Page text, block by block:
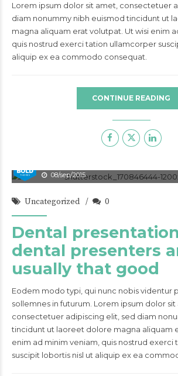
Lorem ipsum dolor sit amet, consectetuer
diam nonummy nibh euismod tincidunt ut
magna aliquam erat volutpat. Ut wisi enim
quis nostrud exerci tation ullamcorper
aliquip ex ea commodo consequat.
CONTINUE READING
08/sep/2015
Uncategorized 0
Dental
dental presenters
usually that good
Eodem modo typi, qui nunc nobis videntur
sollemnes in futurum. Lorem ipsum dolor sit
consectetuer adipiscing elit, sed diam
tincidunt ut laoreet dolore magna aliquam
enim ad minim veniam, quis nostrud
suscipit lobortis nisl ut aliquip ex ea